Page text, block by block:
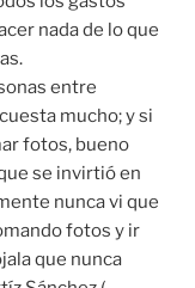
nada de lo que
entre
mucho; y si
fotos, bueno
se invirtió en
nunca vi que
fotos y ir
que nunca